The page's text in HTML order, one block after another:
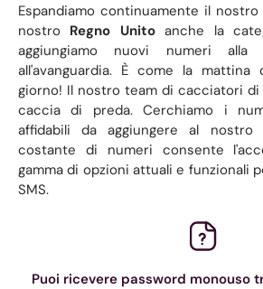
Espandiamo continuamente il
nostro Regno Unitoanche la
aggiungiamo nuovi numeri alla
all'avanguardia. È come la mattina
giorno! Il nostro team di cacciatori
caccia di preda. Cerchiamo i
affidabili da aggiungere al nostro
costante di numeri consente
gamma di opzioni attuali e funzionali
SMS.
Puoi ricevere password monouso